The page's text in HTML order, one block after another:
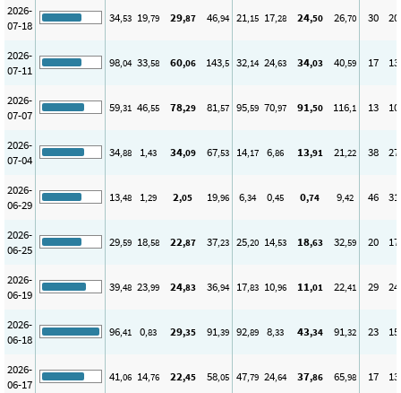
2026-
07-18
34,53 19,79 29,87 46,94 21,15 17,28 24,50 26,70 30 20
2026-
07-11
98,04 33,58 60,06 143,5 32,14 24,63 34,03 40,59 17 13
2026-
07-07
59,31 46,55 78,29 81,57 95,59 70,97 91,50 116,1 13 10
2026-
07-04
34,88 1,43 34,09 67,53 14,17 6,86 13,91 21,22 38 27
2026-
06-29
13,48 1,29 2,05 19,96 6,34 0,45 0,74 9,42 46 31
2026-
06-25
29,59 18,58 22,87 37,23 25,20 14,53 18,63 32,59 20 17
2026-
06-19
39,48 23,99 24,83 36,94 17,83 10,96 11,01 22,41 29 24
2026-
06-18
96,41 0,83 29,35 91,39 92,89 8,33 43,34 91,32 23 15
2026-
06-17
41,06 14,76 22,45 58,05 47,79 24,64 37,86 65,98 17 13